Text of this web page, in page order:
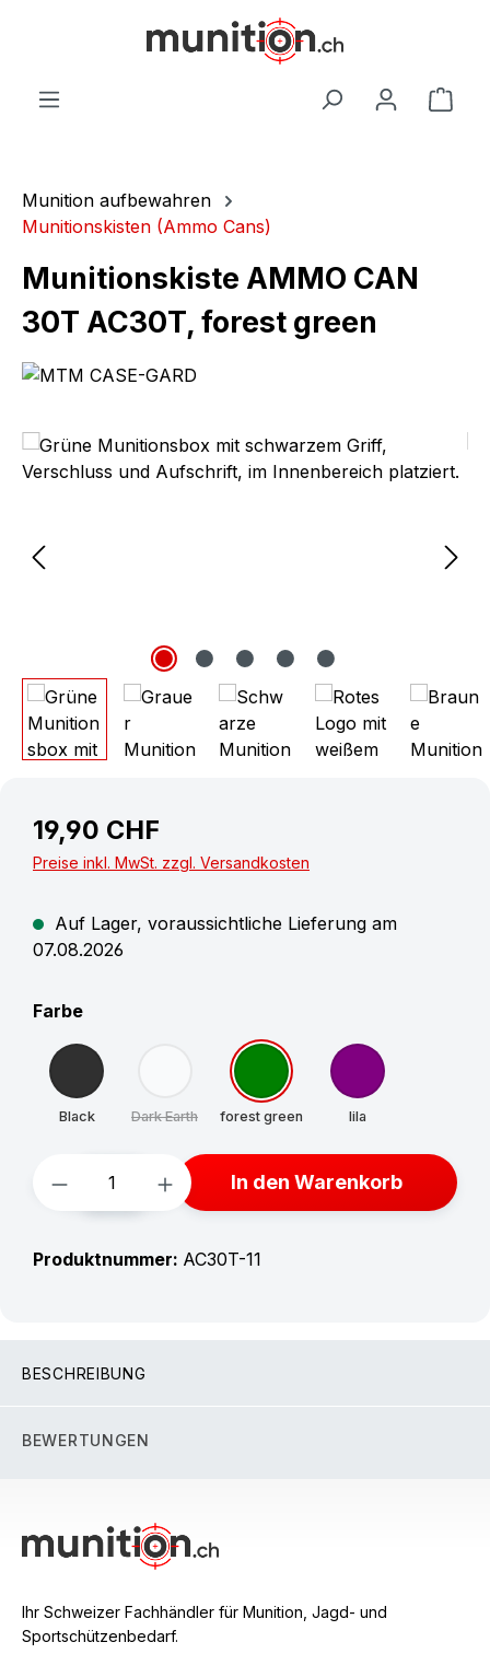
Munition aufbewahren
Munitionskisten (Ammo Cans)
Munitionskiste AMMO CAN
30T AC30T, forest green
Bildergalerie überspringen
19,90 CHF
Preise inkl. MwSt. zzgl. Versandkosten
Auf Lager, voraussichtliche Lieferung am
07.08.2026
Farbeauswählen
Black Dark Earth
(Diese Option ist zurzeit nicht verfügbar.)
forest green lila
Produkt Anzahl: Gib den
In den Warenkorb
Produktnummer: AC30T-11
BESCHREIBUNG
BEWERTUNGEN
Ihr Schweizer Fachhändler für Munition, Jagd- und
Sportschützenbedarf.